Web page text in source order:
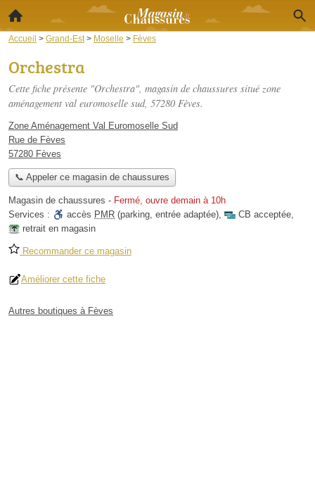
Accueil > Grand-Est > Moselle > Fèves
Orchestra
Cette fiche présente "Orchestra", magasin de chaussures situé zone
aménagement val euromoselle sud, 57280 Fèves.
Zone Aménagement Val Euromoselle Sud
Rue de Fèves
57280 Fèves
📞 Appeler ce magasin de chaussures
Magasin de chaussures - Fermé, ouvre demain à 10h
Services :
accès PMR (parking, entrée adaptée), CB acceptée,
retrait en magasin
Recommander ce magasin
Améliorer cette fiche
Autres boutiques à Fèves